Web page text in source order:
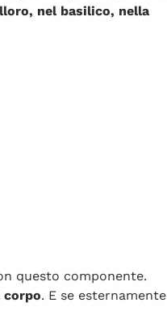
nel basilico, nella
questo componente.
. E se esternamente